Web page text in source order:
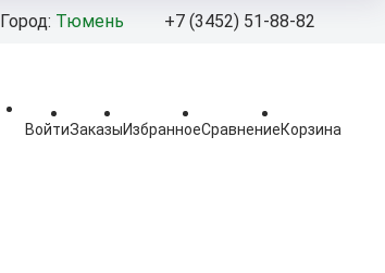
Город: Тюмень +7 (3452) 51-88-82
+7 (908) 877-
ВойтиЗаказыИзбранноеСравнениеКорзина